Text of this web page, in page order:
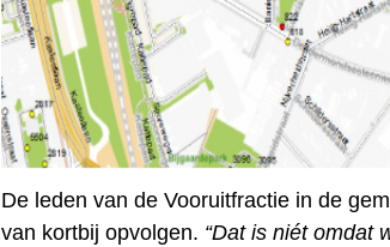
De leden van de Vooruitfractie in de
van kortbij opvolgen. “Dat is niét omdat